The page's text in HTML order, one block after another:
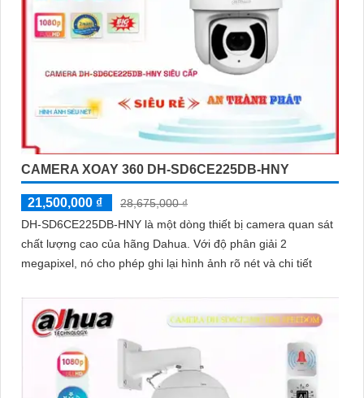
CAMERA XOAY 360 DH-SD6CE225DB-HNY
21,500,000 ₫
28,675,000 ₫
DH-SD6CE225DB-HNY là một dòng thiết bị camera quan sát
chất lượng cao của hãng Dahua. Với độ phân giải 2
megapixel, nó cho phép ghi lại hình ảnh rõ nét và chi tiết